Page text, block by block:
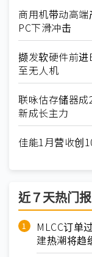
商用机带动高
PC下滑冲击
撷发软硬件前
至无人机
联咏估存储器
新成长主力
佳能1月营收创
近７天热门
MLCC订单
建热潮将趋